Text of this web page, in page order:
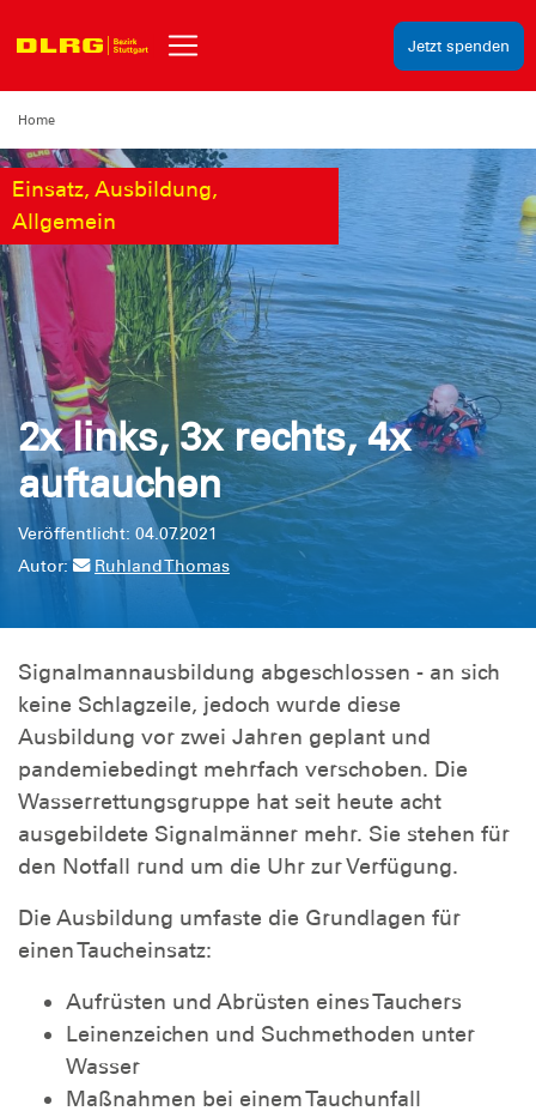
Jetzt spenden
Home
Einsatz, Ausbildung,
Allgemein
2x links, 3x rechts, 4x
auftauchen
Veröffentlicht: 04.07.2021
Autor:
Ruhland Thomas
Signalmannausbildung abgeschlossen - an sich
keine Schlagzeile, jedoch wurde diese
Ausbildung vor zwei Jahren geplant und
pandemiebedingt mehrfach verschoben. Die
Wasserrettungsgruppe hat seit heute acht
ausgebildete Signalmänner mehr. Sie stehen für
den Notfall rund um die Uhr zur Verfügung.
Die Ausbildung umfaste die Grundlagen für
einen Taucheinsatz:
Aufrüsten und Abrüsten eines Tauchers
Leinenzeichen und Suchmethoden unter
Wasser
Maßnahmen bei einem Tauchunfall